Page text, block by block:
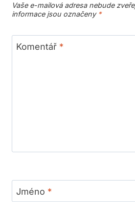
Vaše e-mailová adresa nebude
informace jsou označeny *
Komentář *
Jméno *